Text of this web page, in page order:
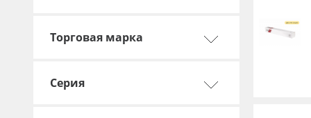
Торговая марка
Серия